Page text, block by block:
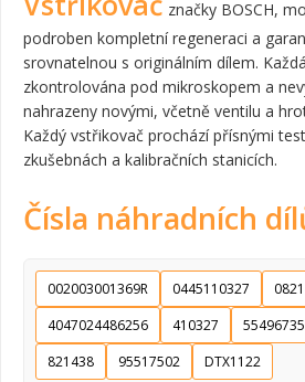
značky BOSCH,
podroben kompletní regeneraci a
srovnatelnou s originálním dílem.
zkontrolována pod mikroskopem a
nahrazeny novými, včetně ventilu a
Každý vstřikovač prochází přísnými
zkušebnách a kalibračních stanicích.
Čísla náhradních
002003001369R 0445110327
4047024486256
410327 55496735
821438
95517502 DTX1122